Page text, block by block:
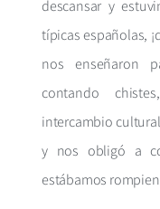
descansar y
típicas españolas,
nos enseñaron
contando
intercambio
y nos obligó a
estábamos